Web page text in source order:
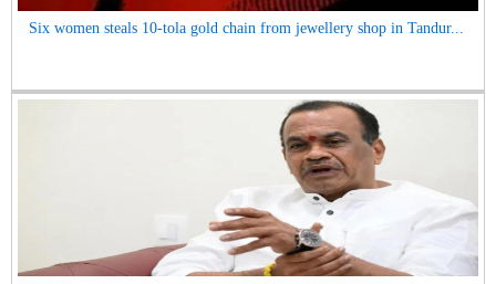
Six women steals 10-tola gold chain from jewellery shop in Tandur...